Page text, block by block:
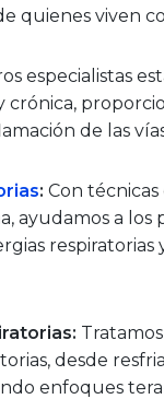
quienes viven
especialistas
de las
: Con
ayudamos a los
desde
enfoques